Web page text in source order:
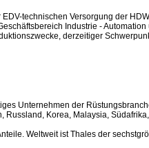
technischen Versorgung der
Industrie - Automation
derzeitiger
Unternehmen der
Russland, Korea, Malaysia,
Weltweit ist Thales der